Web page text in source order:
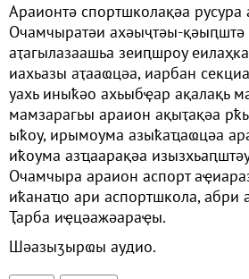
Араионтә спортшколақәа русура
Очамчыратәи ахәыҷтәы-
аҭагылазаашьа зеиԥшроу
иахьазы аҭааҩцәа, иарбан
уахь иныҟәо ахьыбҿар ақалақь
мамзарагьы араион ақыҭақәа
ыҟоу, ирымоума азыҟаҵаҩцәа
иҟоума азҵаарақәа
Очамчыра араион аспорт
иҟанаҵо ари аспортшкола, абри
Ҭарба иҿцәажәараҿы.
Шәазыӡырҩы аудио.